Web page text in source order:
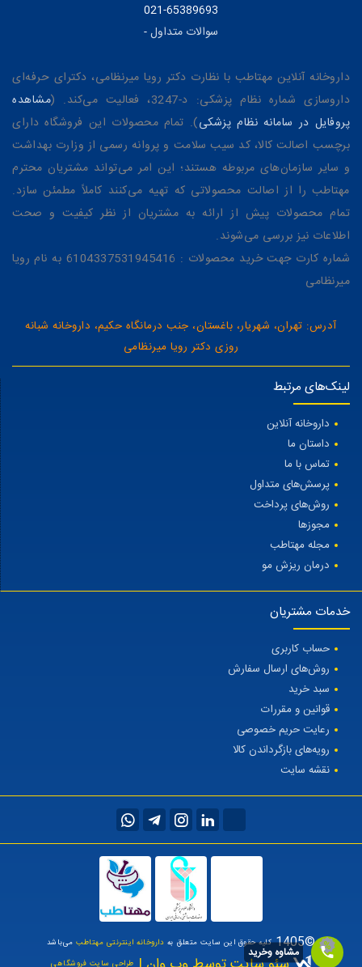
021-65389693
سوالات متداول-
داروخانه آنلاین مهتاطب با نظارت دکتر رویا میرنظامی، دکترای حرفه‌ای
داروسازی شماره نظام پزشکی: د-3247، فعالیت می‌کند. (
مشاهده
پروفایل در سامانه نظام پزشکی). تمام محصولات این فروشگاه دارای
برچسب اصالت کالا، کد سیب سلامت و پروانه رسمی از وزارت بهداشت
و سایر سازمان‌های مربوطه هستند؛ این امر می‌تواند مشتریان محترم
مهتاطب را از اصالت محصولاتی که تهیه می‌کنند کاملاً مطمئن سازد.
تمام محصولات پیش از ارائه به مشتریان از نظر کیفیت و صحت
اطلاعات نیز بررسی می‌شوند.
شماره کارت جهت خرید محصولات : 6104337531945416 به نام رویا
میرنظامی
آدرس: تهران، شهریار، باغستان، جنب درمانگاه حکیم، داروخانه شبانه
روزی دکتر رویا میرنظامی
لینک‌های مرتبط
داروخانه آنلاین
داستان ما
تماس با ما
پرسش‌های متداول
روش‌های پرداخت
مجوزها
مجله مهتاطب
درمان ریزش مو
خدمات مشتریان
حساب کاربری
روش‌های ارسال سفارش
سبد خرید
قوانین و مقررات
رعایت حریم خصوصی
رویه‌های بازگرداندن کالا
نقشه سایت
©1405 کلیه حقوق این سایت متعلق به داروخانه اینترنتی مهتاطبمی‌باشد
طراحی سایت فروشگاهی
مشاوه وخرید